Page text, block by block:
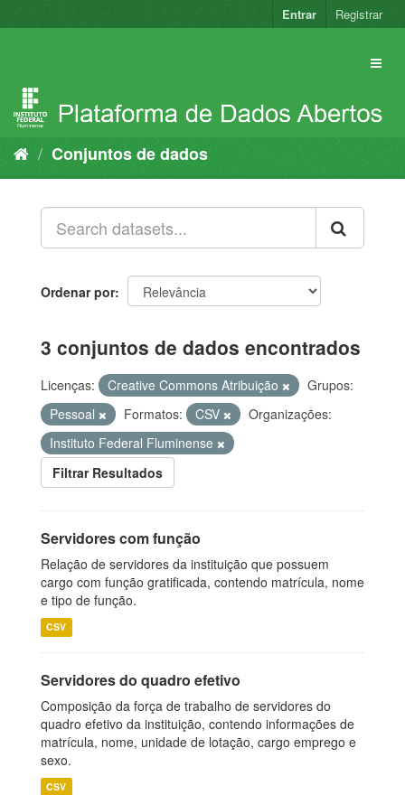
para
Entrar Registrar
Conjuntos de dados
Ordenar por
3 conjuntos de dados encontrados
Licenças: Creative Commons Atribuição
Grupos:
Pessoal
Formatos: CSV
Organizações:
Instituto Federal Fluminense
Filtrar Resultados
Servidores com função
Relação de servidores da instituição que possuem
cargo com função gratificada, contendo matrícula, nome
e tipo de função.
CSV
Servidores do quadro efetivo
Composição da força de trabalho de servidores do
quadro efetivo da instituição, contendo informações de
matrícula, nome, unidade de lotação, cargo emprego e
sexo.
CSV